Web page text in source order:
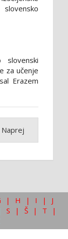
za učenje
Erazem
Naprej
| H | I |
J
S | Š | T
|